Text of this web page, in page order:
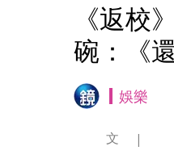
《返
碗：《
娛樂
文